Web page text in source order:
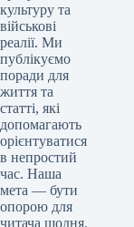
культуру та
військові
реалії. Ми
публікуємо
поради для
життя та
статті, які
допомагають
орієнтуватися
в непростий
час. Наша
мета — бути
опорою для
читача щодня.